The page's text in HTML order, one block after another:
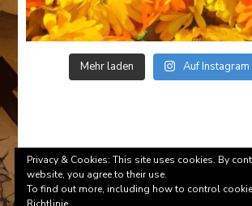
Mehr laden Auf
© Copyright 2026 Survival-Tips.de . All
Privacy & Cookies: This site uses cookies. By
website, you agree to their use.
To find out more, including how to control